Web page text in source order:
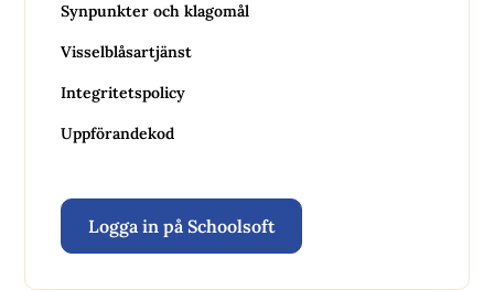
Synpunkter och klagomål
Visselblåsartjänst
Integritetspolicy
Uppförandekod
Logga in på Schoolsoft